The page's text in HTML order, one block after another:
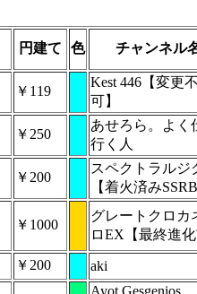
円建て 色 チャンネル
￥119
Kest 446【変更
可】
￥250
あせろら。よく
行く人
￥200
スペクトラルジ
【着火済み
￥1000
グレートクロカ
ロEX【最終進
￥200 aki
Ayot Gesgenios